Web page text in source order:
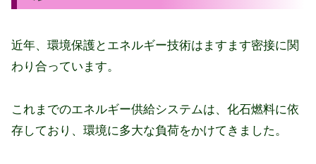
近年、環境保護とエネルギー技術はますます密接に関
わり合っています。
これまでのエネルギー供給システムは、化石燃料に依
存しており、環境に多大な負荷をかけてきました。